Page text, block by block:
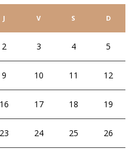
J V S D
2 3 4 5
9 10 11 12
16 17 18 19
23 24 25 26